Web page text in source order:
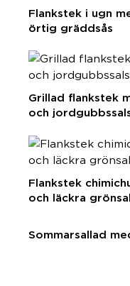
Flankstek i ugn
örtig gräddsås
Grillad flankstek
och
Flankstek
och läckra
Sommarsallad